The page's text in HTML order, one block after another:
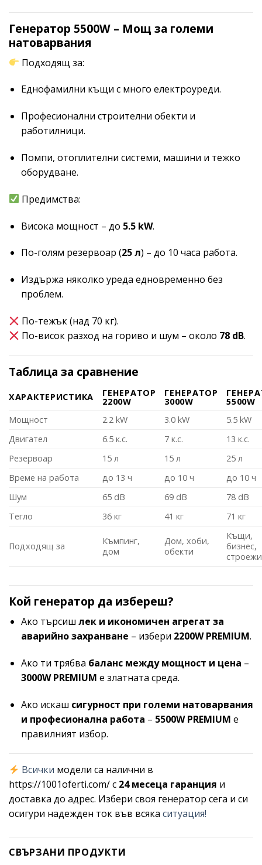
Генератор 5500W – Мощ за големи
натоварвания
Подходящ за:
Еднофамилни къщи с много електроуреди.
Професионални строителни обекти и
работилници.
Помпи, отоплителни системи, машини и тежко
оборудване.
Предимства:
Висока мощност – до 5.5 kW.
По-голям резервоар (25 л) – до 10 часа работа.
Издържа няколко уреда едновременно без
проблем.
По-тежък (над 70 кг).
По-висок разход на гориво и шум – около 78 dB.
Таблица за сравнение
ХАРАКТЕРИСТИКА ГЕНЕРАТОР
2200W
ГЕНЕРАТОР
3000W
5500W
Мощност
2.2 kW 3.0 kW
5.5 kW
Двигател
6.5 к.с. 7 к.с.
13 к.с.
Резервоар
15 л 15 л
25 л
Време на работа
до 13 ч до 10 ч
до 10 ч
Шум
65 dB 69 dB
78 dB
Тегло
36 кг 41 кг 71 кг
Подходящ за
Къмпинг,
дом
Дом, хоби,
обекти
Къщи,
бизнес,
строежи
Кой генератор да избереш?
Ако търсиш лек и икономичен агрегат за
аварийно захранване – избери 2200W PREMIUM.
Ако ти трябва баланс между мощност и цена –
3000W PREMIUM е златната среда.
Ако искаш сигурност при големи натоварвания
и професионална работа – 5500W PREMIUM е
правилният избор.
Всички модели са налични в
https://1001oferti.com/ с 24 месеца гаранция и
доставка до адрес. Избери своя генератор сега и си
осигури надежден ток във всяка ситуация!
СВЪРЗАНИ ПРОДУКТИ